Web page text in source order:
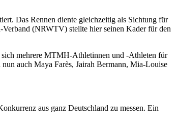
Das Rennen diente gleichzeitig als Sichtung für
(NRWTV) stellte hier seinen Kader für den
sich mehrere MTMH-Athletinnen und -Athleten für
auch Maya Farès, Jairah Bermann, Mia-Louise
aus ganz Deutschland zu messen. Ein